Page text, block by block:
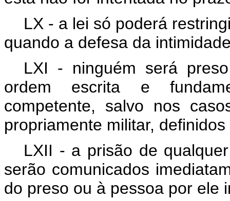
LX - a lei só poderá
quando a defesa da
LXI - ninguém será
ordem escrita e
competente, salvo nos
propriamente militar,
LXII - a prisão de
serão comunicados
do preso ou à pessoa por ele